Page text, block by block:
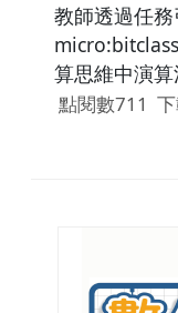
教師透過任
算思維中演
利用Canva分
點閱數711